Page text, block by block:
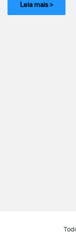
Leia mais >